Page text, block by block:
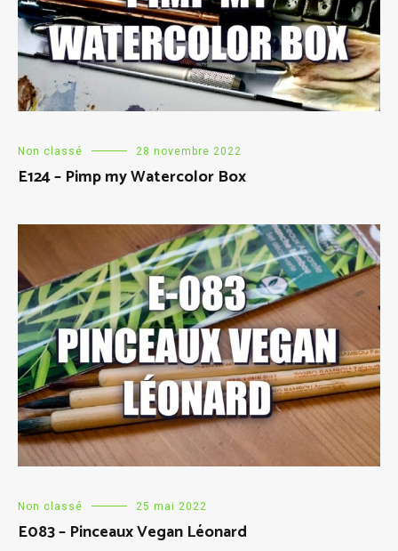
Non classé 28 novembre 2022
E124 – Pimp my Watercolor Box
Non classé 25 mai 2022
E083 – Pinceaux Vegan Léonard